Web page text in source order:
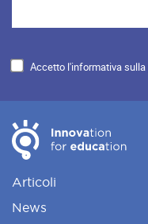
Accetto l'informativa sulla
Articoli
News